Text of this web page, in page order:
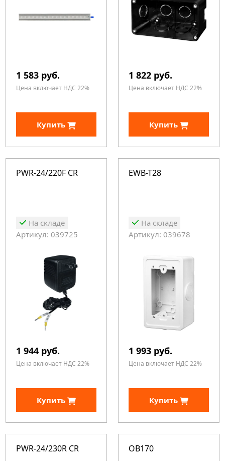
1 583 руб.
Цена включает НДС 22%
Купить
1 822 руб.
Цена включает НДС 22%
Купить
PWR-24/220F CR
На складе
Артикул: 039725
1 944 руб.
Цена включает НДС 22%
Купить
EWB-T28
На складе
Артикул: 039678
1 993 руб.
Цена включает НДС 22%
Купить
PWR-24/230R CR OB170